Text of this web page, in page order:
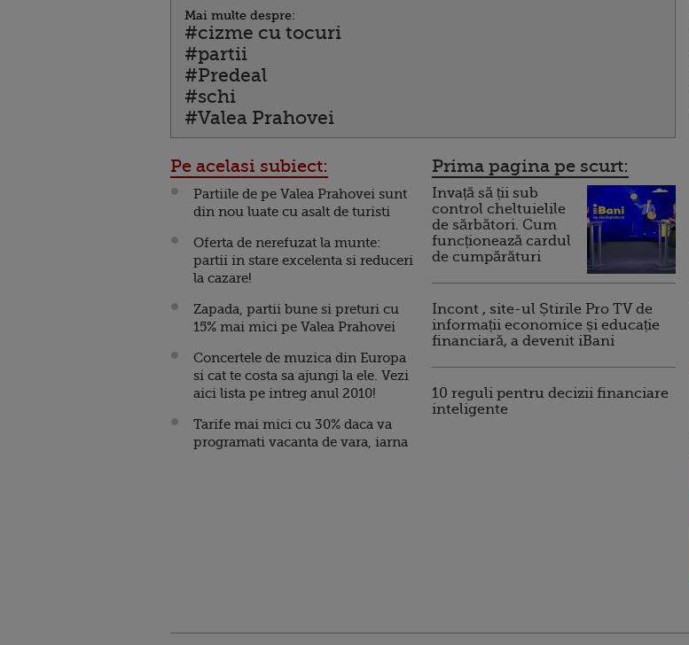
Mai multe despre:
#cizme cu tocuri
#partii
#Predeal
#schi
#Valea Prahovei
Pe acelasi subiect:
Partiile de pe Valea Prahovei sunt
din nou luate cu asalt de turisti
Oferta de nerefuzat la munte:
partii in stare excelenta si reduceri
la cazare!
Zapada, partii bune si preturi cu
15% mai mici pe Valea Prahovei
Concertele de muzica din Europa
si cat te costa sa ajungi la ele. Vezi
aici lista pe intreg anul 2010!
Tarife mai mici cu 30% daca va
programati vacanta de vara, iarna
Prima pagina pe scurt:
Invață să ții sub
control cheltuielile
de sărbători. Cum
funcționează cardul
de cumpărături
Incont , site-ul Știrile Pro TV de
informații economice și educație
financiară, a devenit iBani
10 reguli pentru decizii financiare
inteligente